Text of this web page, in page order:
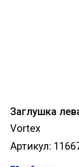
Заглушка
Vortex
Артикул: